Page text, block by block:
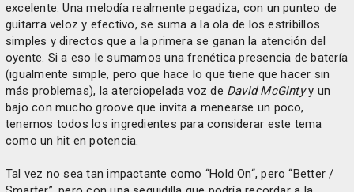
excelente. Una melodía realmente pegadiza, con un punteo de
guitarra veloz y efectivo, se suma a la ola de los estribillos
simples y directos que a la primera se ganan la atención del
oyente. Si a eso le sumamos una frenética presencia de batería
(igualmente simple, pero que hace lo que tiene que hacer sin
más problemas), la aterciopelada voz de David McGintyy un
bajo con mucho groove que invita a menearse un poco,
tenemos todos los ingredientes para considerar este tema
como un hit en potencia.
Tal vez no sea tan impactante como “Hold On“, pero “Better /